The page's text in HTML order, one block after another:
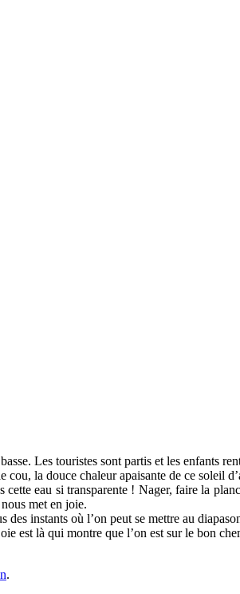
Les touristes sont partis et les enfants
la douce chaleur apaisante de ce soleil
eau si transparente ! Nager, faire la
met en joie.
instants où l’on peut se mettre au
est là qui montre que l’on est sur le bon
.